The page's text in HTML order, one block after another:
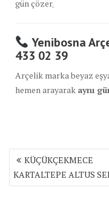
gün çözer.
Yenibosna
433 02 39
Arçelik marka beyaz
hemen arayarak aynı
Yazı
gezinmesi
KÜÇÜKÇEKMECE
KARTALTEPE ALTUS